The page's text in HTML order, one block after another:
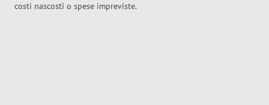
costi nascosti o spese impreviste.